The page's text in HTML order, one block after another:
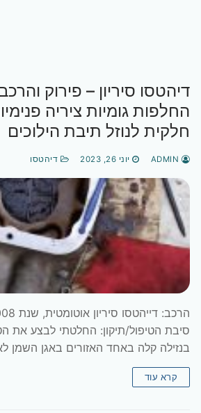
דיהטסו סיריון – פירוק
החלפות גומיות ציריה
חלקית לנוזל תיבת הילוכים
יוני 26, 2023 דיהטסו
סיבת הטיפול/תיקון: החלטתי לבצע את
בנזילה קלה באחד האזורים באגן השמן
קרא עוד